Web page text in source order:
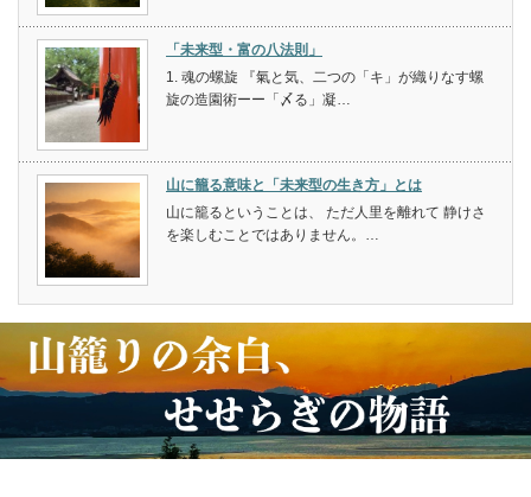
「未来型・富の八法則」
1. 魂の螺旋 『氣と気、二つの「キ」が織りなす螺
旋の造園術ーー「〆る」凝…
山に籠る意味と「未来型の生き方」とは
山に籠るということは、 ただ人里を離れて 静けさ
を楽しむことではありません。…